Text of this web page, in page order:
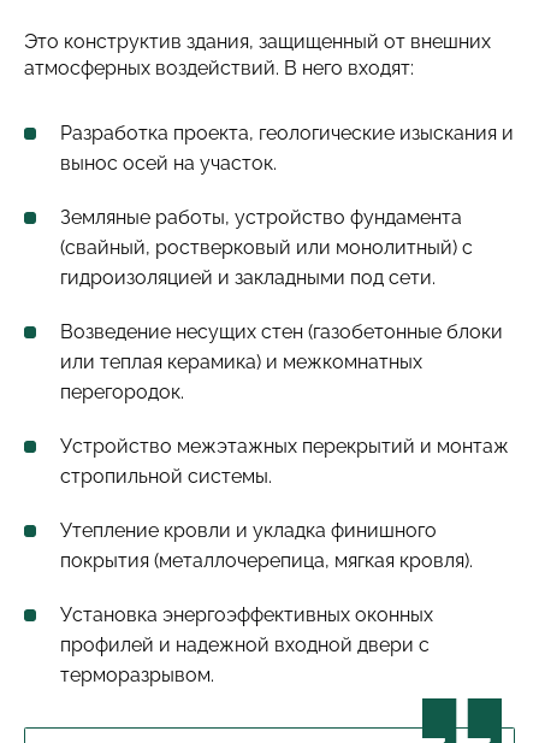
Это конструктив здания, защищенный от внешних
атмосферных воздействий. В него входят:
Разработка проекта, геологические изыскания и
вынос осей на участок.
Земляные работы, устройство фундамента
(свайный, ростверковый или монолитный) с
гидроизоляцией и закладными под сети.
Возведение несущих стен (газобетонные блоки
или теплая керамика) и межкомнатных
перегородок.
Устройство межэтажных перекрытий и монтаж
стропильной системы.
Утепление кровли и укладка финишного
покрытия (металлочерепица, мягкая кровля).
Установка энергоэффективных оконных
профилей и надежной входной двери с
терморазрывом.